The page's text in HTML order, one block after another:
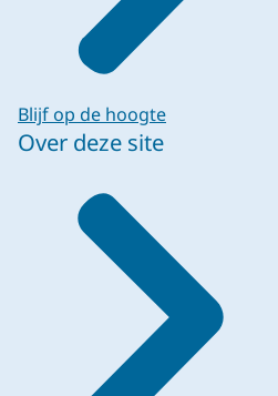
Blijf op de hoogte
Over deze site